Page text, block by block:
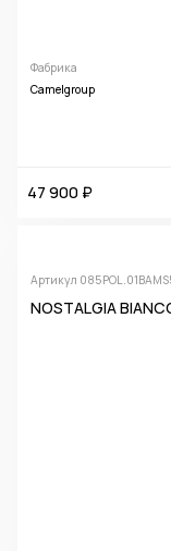
Фабрика
Camelgroup
47 900 ₽
Артикул
NOSTALGIA